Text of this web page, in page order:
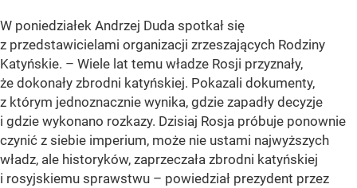
W poniedziałek Andrzej Duda spotkał się
z przedstawicielami organizacji zrzeszających Rodziny
Katyńskie. – Wiele lat temu władze Rosji przyznały,
że dokonały zbrodni katyńskiej. Pokazali dokumenty,
z którym jednoznacznie wynika, gdzie zapadły decyzje
i gdzie wykonano rozkazy. Dzisiaj Rosja próbuje ponownie
czynić z siebie imperium, może nie ustami najwyższych
władz, ale historyków, zaprzeczała zbrodni katyńskiej
i rosyjskiemu sprawstwu – powiedział prezydent przez